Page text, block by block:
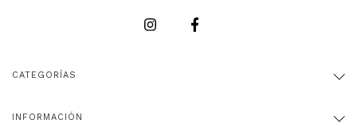
CATEGORÍAS
INFORMACIÓN